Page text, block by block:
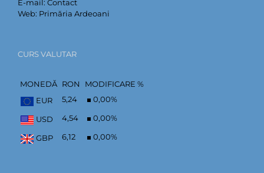
E-mail: Contact
Web: Primăria Ardeoani
CURS VALUTAR
MONEDĂ RON
MODIFICARE %
EUR
5,24 0,00%
USD 4,54 0,00%
GBP 6,12 0,00%